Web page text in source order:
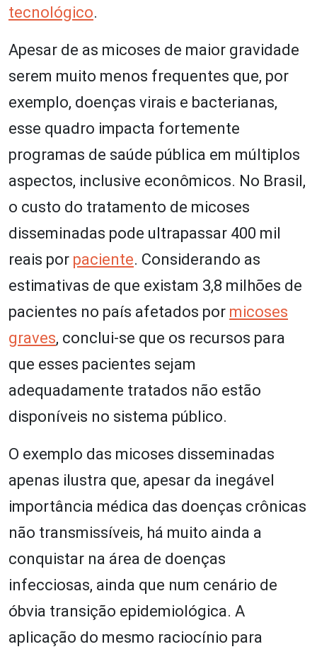
tecnológico.
Apesar de as micoses de maior gravidade
serem muito menos frequentes que, por
exemplo, doenças virais e bacterianas,
esse quadro impacta fortemente
programas de saúde pública em múltiplos
aspectos, inclusive econômicos. No Brasil,
o custo do tratamento de micoses
disseminadas pode ultrapassar 400 mil
reais por paciente. Considerando as
estimativas de que existam 3,8 milhões de
pacientes no país afetados por micoses
graves, conclui-se que os recursos para
que esses pacientes sejam
adequadamente tratados não estão
disponíveis no sistema público.
O exemplo das micoses disseminadas
apenas ilustra que, apesar da inegável
importância médica das doenças crônicas
não transmissíveis, há muito ainda a
conquistar na área de doenças
infecciosas, ainda que num cenário de
óbvia transição epidemiológica. A
aplicação do mesmo raciocínio para